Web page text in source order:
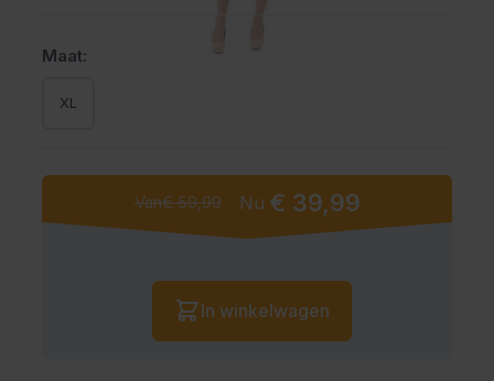
Maat:
XL
Van€ 59,99 Nu
Vanaf:€ 39,99
Aantal
In winkelwagen